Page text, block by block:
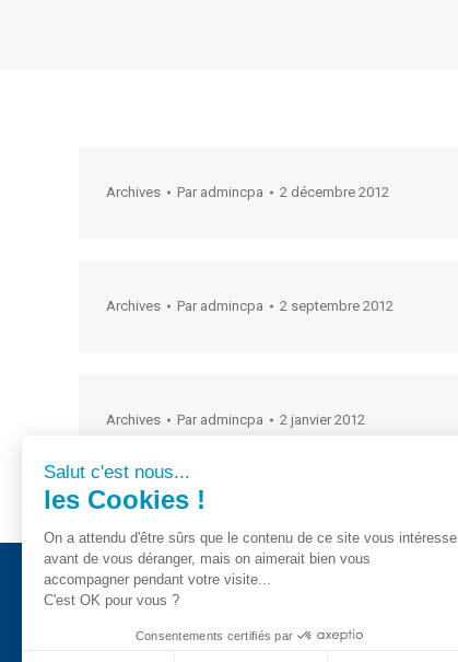
Archives Par admincpa 2 décembre 2012
Archives Par admincpa 2 septembre 2012
Archives Par admincpa 2 janvier 2012
Salut c'est nous...
les Cookies !
On a attendu d'être sûrs que le contenu de ce site vous intéresse
avant de vous déranger, mais on aimerait bien vous
accompagner pendant votre visite...
C'est OK pour vous ?
Consentements certifiés par